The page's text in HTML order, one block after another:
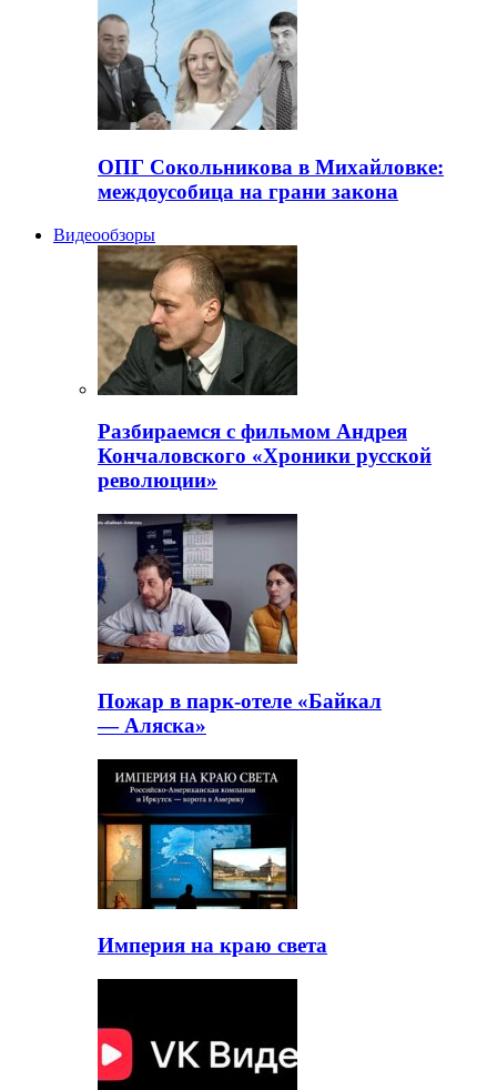
ОПГ Сокольникова в Михайловке:
междоусобица на грани закона
Видеообзоры
Разбираемся с фильмом Андрея
Кончаловского «Хроники русской
революции»
Пожар в парк-отеле «Байкал
— Аляска»
Империя на краю света